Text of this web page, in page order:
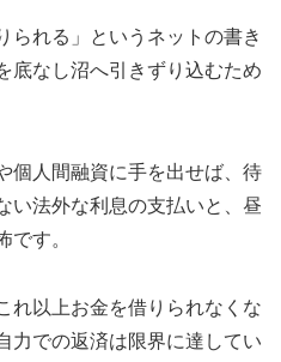
られる」というネットの書き
底なし沼へ引きずり込むため
個人間融資に手を出せば、待
い法外な利息の支払いと、昼
です。
れ以上お金を借りられなくな
力での返済は限界に達してい